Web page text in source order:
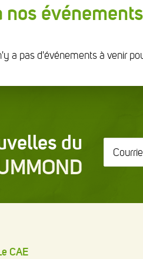
nos
a pas d'événements à venir
du
CAE